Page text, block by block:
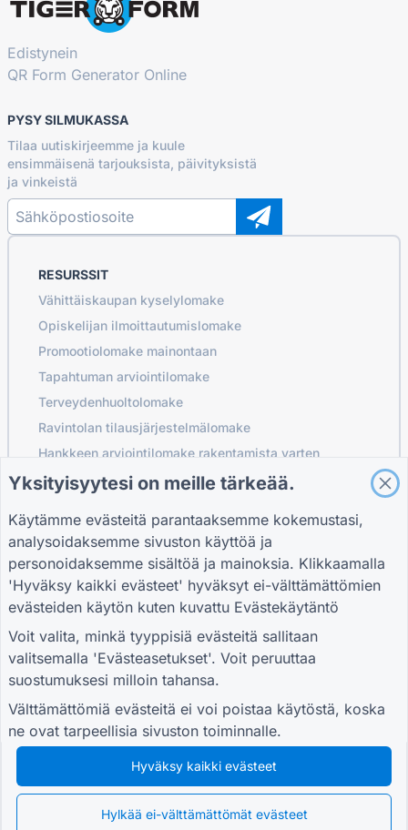
Edistynein
QR Form Generator Online
PYSY SILMUKASSA
Tilaa uutiskirjeemme ja kuule
ensimmäisenä tarjouksista, päivityksistä
ja vinkeistä
RESURSSIT
Vähittäiskaupan kyselylomake
Opiskelijan ilmoittautumislomake
Promootiolomake mainontaan
Tapahtuman arviointilomake
Terveydenhuoltolomake
Ravintolan tilausjärjestelmälomake
Hankkeen arviointilomake rakentamista varten
Logistiikan toimittajan arviointilomake
Asiakkaan sitouttamislomake
LIITY YHTEISÖÖN
OPPAAT
Blogi
TIGER FORM Opas
YRITYS
Ota yhteyttä
EHDOT
Tietosuojakäytäntö
Evästeasetukset
© 2026 QR Form Generator. All rights reserved.
Yksityisyytesi on meille tärkeää.
Käytämme evästeitä parantaaksemme kokemustasi,
analysoidaksemme sivuston käyttöä ja
personoidaksemme sisältöä ja mainoksia. Klikkaamalla
'Hyväksy kaikki evästeet' hyväksyt ei-välttämättömien
evästeiden käytön kuten kuvattu Evästekäytäntö
Voit valita, minkä tyyppisiä evästeitä sallitaan
valitsemalla 'Evästeasetukset'. Voit peruuttaa
suostumuksesi milloin tahansa.
Välttämättömiä evästeitä ei voi poistaa käytöstä, koska
ne ovat tarpeellisia sivuston toiminnalle.
Hyväksy kaikki evästeet
Hylkää ei-välttämättömät evästeet